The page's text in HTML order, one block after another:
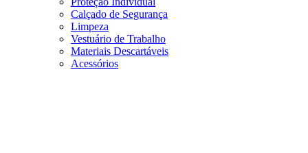
Calçado de Segurança
Limpeza
Vestuário de Trabalho
Materiais Descartáveis
Acessórios